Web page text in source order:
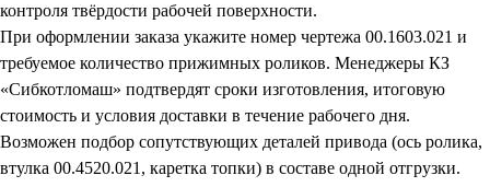
контроля твёрдости рабочей поверхности.
При оформлении заказа укажите номер чертежа 00.1603.021 и
требуемое количество прижимных роликов. Менеджеры КЗ
«Сибкотломаш» подтвердят сроки изготовления, итоговую
стоимость и условия доставки в течение рабочего дня.
Возможен подбор сопутствующих деталей привода (ось ролика,
втулка 00.4520.021, каретка топки) в составе одной отгрузки.